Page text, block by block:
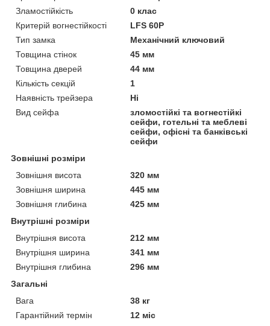
Зламостійкість
0 клас
Критерій вогнестійкості
LFS 60P
Тип замка
Механічний ключовий
Товщина стінок
45 мм
Товщина дверей
44 мм
Кількість секцій
1
Наявність трейзера
Ні
Вид сейфа
зломостійкі та вогнестійкі
сейфи, готельні та меблеві
сейфи, офісні та банківські
сейфи
Зовнішні розміри
Зовнішня висота
320 мм
Зовнішня ширина
445 мм
Зовнішня глибина
425 мм
Внутрішні розміри
Внутрішня висота
212 мм
Внутрішня ширина
341 мм
Внутрішня глибина
296 мм
Загальні
Вага
38 кг
Гарантійний термін
12 міс